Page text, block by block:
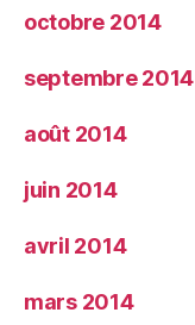
octobre 2014
septembre 2014
août 2014
juin 2014
avril 2014
mars 2014